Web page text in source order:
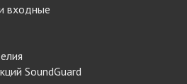
входные
SoundGuard